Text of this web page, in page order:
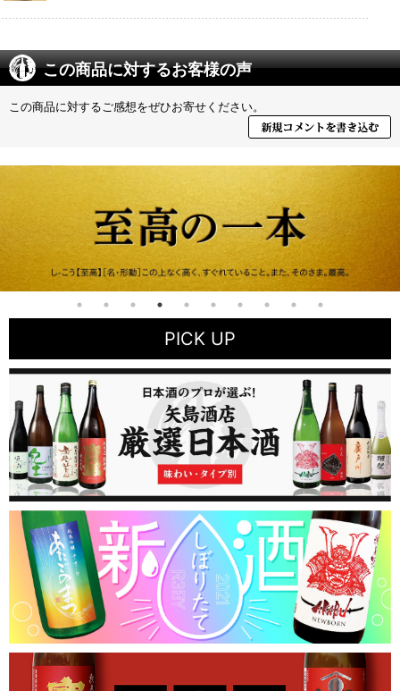
この商品に対するお客様の声
この商品に対するご感想をぜひお寄せください。
PICK UP